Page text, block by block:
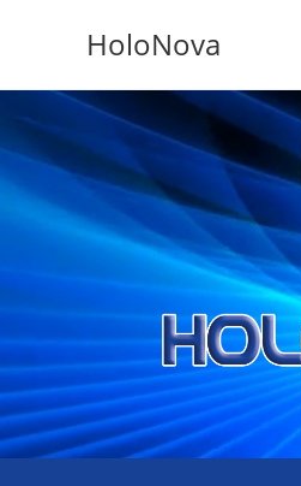
HoloNova